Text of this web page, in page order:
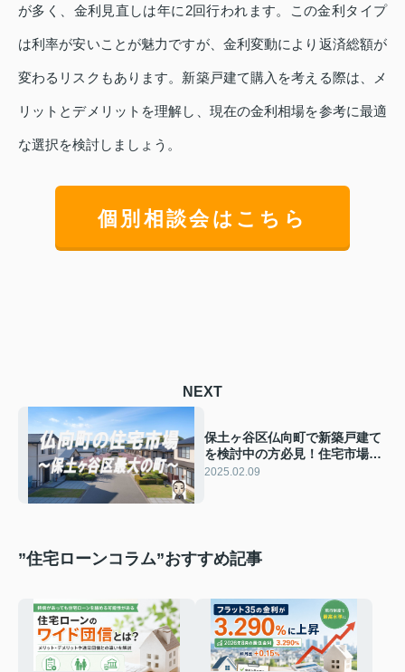
が多く、金利見直しは年に2回行われます。この金利タイプ
は利率が安いことが魅力ですが、金利変動により返済総額が
変わるリスクもあります。新築戸建て購入を考える際は、メ
リットとデメリットを理解し、現在の金利相場を参考に最適
な選択を検討しましょう。
個別相談会はこちら
NEXT
保土ヶ谷区仏向町で新築戸建て
を検討中の方必見！住宅市場と
生活環境を解説
2025.02.09
”住宅ローンコラム”おすすめ記事